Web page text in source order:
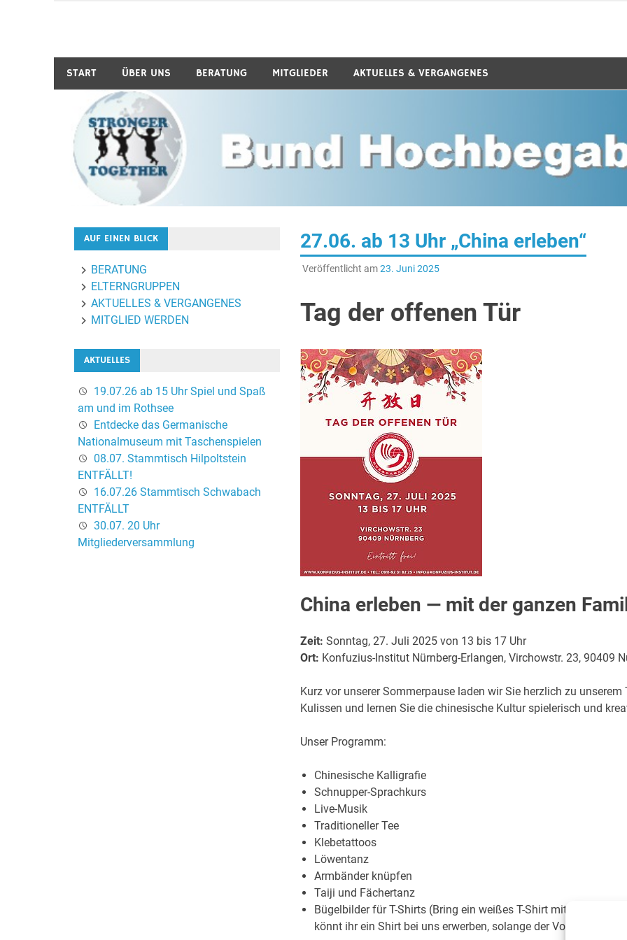
Bund-Hochbegabung e.V.
START ÜBER UNS BERATUNG MITGLIEDER AKTUELLES & VERGANGENES
27.06. ab 13 Uhr „China erleben“
Veröffentlicht am23. Juni 2025
Tag der offenen Tür
China erleben — mit der ganzen
Zeit: Sonntag, 27. Juli 2025 von 13 bis 17 Uhr
Ort: Konfuzius-Institut Nürnberg-Erlangen, Virchowstr. 23, 90409
Kurz vor unserer Sommerpause laden wir Sie herzlich zu
Kulissen und lernen Sie die chinesische Kultur spielerisch und
Unser Programm:
Chinesische Kalligrafie
Schnupper-Sprachkurs
Live-Musik
Traditioneller Tee
Klebetattoos
Löwentanz
Armbänder knüpfen
Taiji und Fächertanz
Bügelbilder für T-Shirts (Bring ein weißes T-Shirt mit, um es
könnt ihr ein Shirt bei uns erwerben, solange der Vorrat reicht.)
AUF EINEN BLICK
BERATUNG
ELTERNGRUPPEN
AKTUELLES & VERGANGENES
MITGLIED WERDEN
AKTUELLES
19.07.26 ab 15 Uhr Spiel und Spaß
am und im Rothsee
Entdecke das Germanische
Nationalmuseum mit Taschenspielen
08.07. Stammtisch Hilpoltstein
ENTFÄLLT!
16.07.26 Stammtisch Schwabach
ENTFÄLLT
30.07. 20 Uhr
Mitgliederversammlung